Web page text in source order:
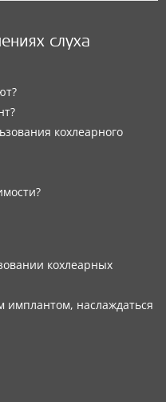
слуха
кохлеарного
кохлеарных
имплантом, наслаждаться